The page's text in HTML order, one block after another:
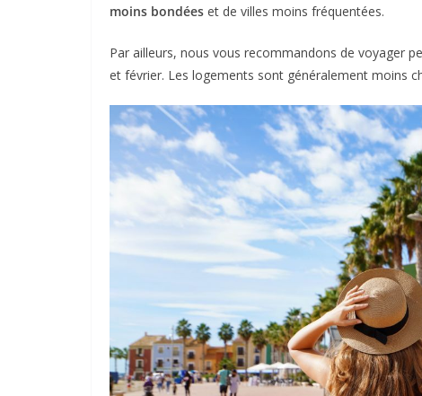
moins bondées et de villes moins fréquentées.
Par ailleurs, nous vous recommandons de voyager
et février. Les logements sont généralement moins